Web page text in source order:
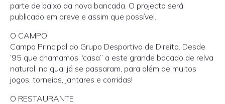
parte de baixo da nova bancada. O projecto será
publicado em breve e assim que possível.
O CAMPO
Campo Principal do Grupo Desportivo de Direito. Desde
’95 que chamamos “casa” a este grande bocado de relva
natural, na qual já se passaram, para além de muitos
jogos, torneios, jantares e corridas!
O RESTAURANTE